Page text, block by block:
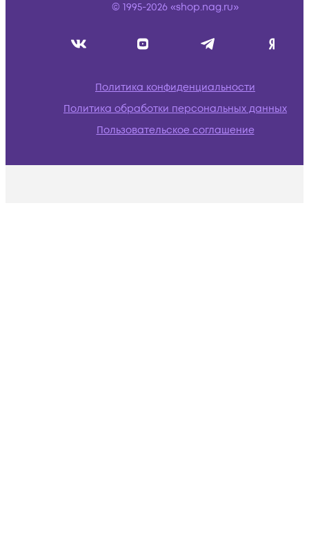
© 1995-2026 «shop.nag.ru»
Политика конфиденциальности
Политика обработки персональных данных
Пользовательское соглашение